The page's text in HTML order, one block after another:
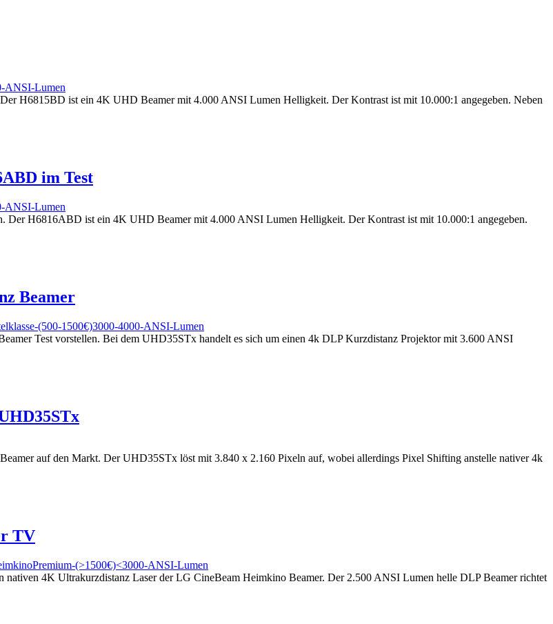
ANSI-Lumen
H6815BD ist ein 4K UHD Beamer mit 4.000 ANSI Lumen Helligkeit. Der Kontrast ist mit 10.000:1 angegeben. Neben
im Test
ANSI-Lumen
Der H6816ABD ist ein 4K UHD Beamer mit 4.000 ANSI Lumen Helligkeit. Der Kontrast ist mit 10.000:1 angegeben.
Beamer
(500-1500€)3000-4000-ANSI-Lumen
Test vorstellen. Bei dem UHD35STx handelt es sich um einen 4k DLP Kurzdistanz Projektor mit 3.600 ANSI
auf den Markt. Der UHD35STx löst mit 3.840 x 2.160 Pixeln auf, wobei allerdings Pixel Shifting anstelle nativer 4k
TV
Premium-(>1500€)<3000-ANSI-Lumen
4K Ultrakurzdistanz Laser der LG CineBeam Heimkino Beamer. Der 2.500 ANSI Lumen helle DLP Beamer richtet